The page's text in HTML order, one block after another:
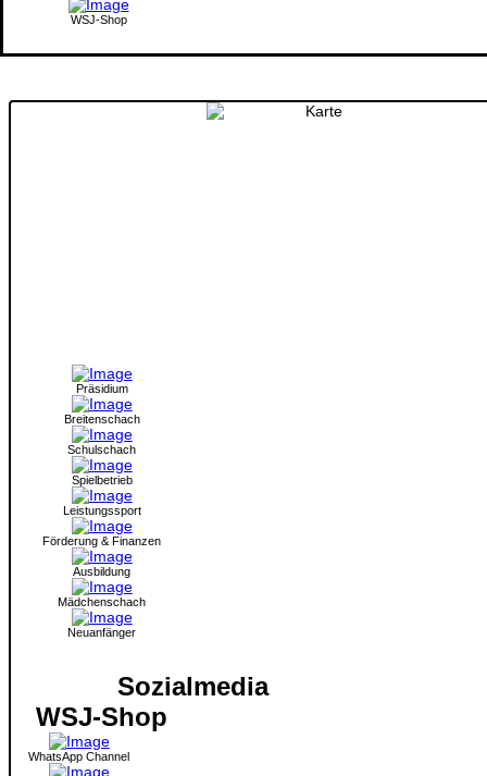
WSJ-Shop
Präsidium
Breitenschach
Schulschach
Spielbetrieb
Leistungssport
Förderung & Finanzen
Ausbildung
Mädchenschach
Neuanfänger
Sozialmedia
WSJ-Shop
WhatsApp Channel